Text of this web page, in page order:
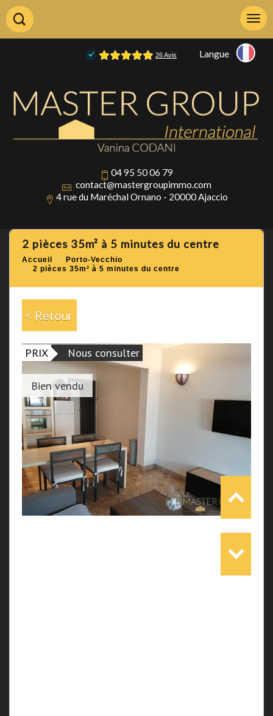
Langue
04 95 50 06 79
contact@mastergroupimmo.com
4 rue du Maréchal Ornano - 20000 Ajaccio
2 pièces 35m² à 5 minutes du centre
Accueil
Porto-Vecchio
2 pièces 35m² à 5 minutes du centre
< Retour
PRIX Nous consulter
Bien vendu